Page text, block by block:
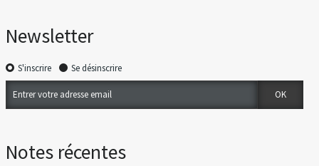
Newsletter
S'inscrire Se désinscrire
Notes récentes